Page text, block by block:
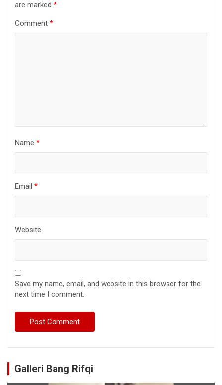
are marked *
Comment *
Name *
Email *
Website
Save my name, email, and website in this browser for the
next time I comment.
Galleri Bang Rifqi